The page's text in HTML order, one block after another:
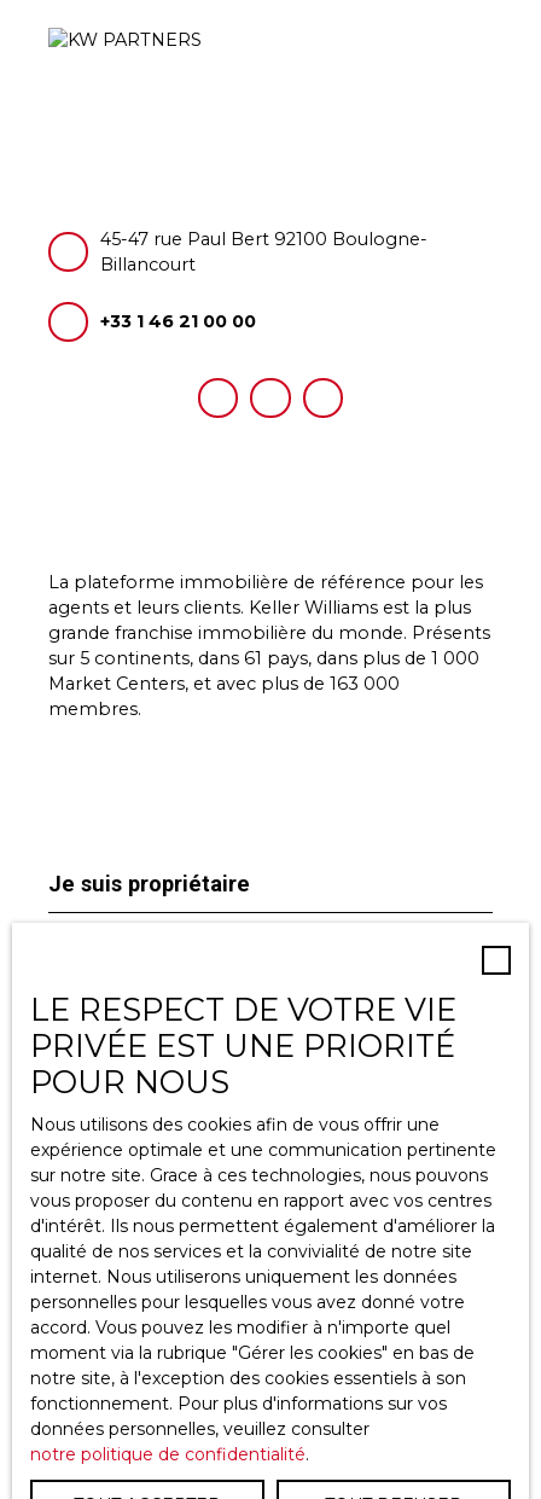
45-47 rue Paul Bert 92100 Boulogne-
Billancourt
+33 1 46 21 00 00
La plateforme immobilière de référence pour les
agents et leurs clients. Keller Williams est la plus
grande franchise immobilière du monde. Présents
sur 5 continents, dans 61 pays, dans plus de 1 000
Market Centers, et avec plus de 163 000
membres.
Je suis propriétaire
Vendre avec nous
Gestion locative
Nous contacter
Informations
Recrutement
Nos honoraires
Mentions légales
Politique de confidentialité
Plan du site
Gérer les cookies
Propulsé par
LE RESPECT DE VOTRE VIE
PRIVÉE EST UNE PRIORITÉ
POUR NOUS
Nous utilisons des cookies afin de vous offrir une
expérience optimale et une communication pertinente
sur notre site. Grace à ces technologies, nous pouvons
vous proposer du contenu en rapport avec vos centres
d'intérêt. Ils nous permettent également d'améliorer la
qualité de nos services et la convivialité de notre site
internet. Nous utiliserons uniquement les données
personnelles pour lesquelles vous avez donné votre
accord. Vous pouvez les modifier à n'importe quel
moment via la rubrique ″Gérer les cookies″ en bas de
notre site, à l'exception des cookies essentiels à son
fonctionnement. Pour plus d'informations sur vos
données personnelles, veuillez consulter
notre politique de confidentialité.